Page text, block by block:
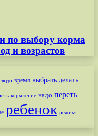
по выбору корма
и возрастов
время выбрать делать
кормление надо переть
ребенок режим